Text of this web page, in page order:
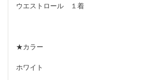
ウエストロール　１着
★カラー
ホワイト